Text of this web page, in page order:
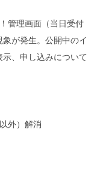
管理画面（当日受付
が発生。公開中のイ
、申し込みについて
外）解消